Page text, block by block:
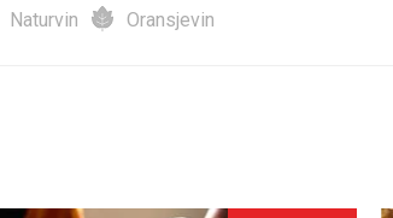
Naturvin Oransjevin